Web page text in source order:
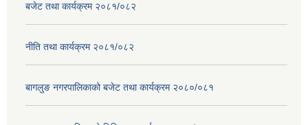
बजेट तथा कार्यक्रम २०८१/०८२
नीति तथा कार्यक्रम २०८१/०८२
बागलुङ नगरपालिकाको बजेट तथा कार्यक्रम २०८०/०८१